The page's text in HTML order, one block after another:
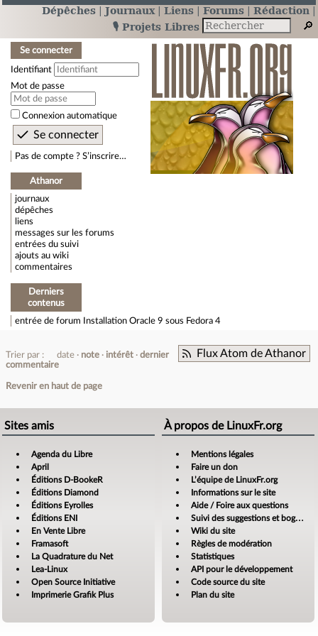
Dépêches Journaux Liens Forums
Rédaction
🎙️ Projets Libres
Se connecter
Identifiant
Mot de passe
Connexion automatique
Pas de compte ? S’inscrire…
Athanor
journaux
dépêches
liens
messages sur les forums
entrées du suivi
ajouts au wiki
commentaires
Derniers
contenus
entrée de forum Installation Oracle 9 sous Fedora 4
Flux Atom de Athanor
Trier par : date note intérêt
dernier
commentaire
Revenir en haut de page
Sites amis
Agenda du Libre
April
Éditions D-BookeR
Éditions Diamond
Éditions Eyrolles
Éditions ENI
En Vente Libre
Framasoft
La Quadrature du Net
Lea-Linux
Open Source Initiative
Imprimerie Grafik Plus
À propos de LinuxFr.org
Mentions légales
Faire un don
L’équipe de LinuxFr.org
Informations sur le site
Aide / Foire aux questions
Suivi des suggestions et bogues
Wiki du site
Règles de modération
Statistiques
API pour le développement
Code source du site
Plan du site